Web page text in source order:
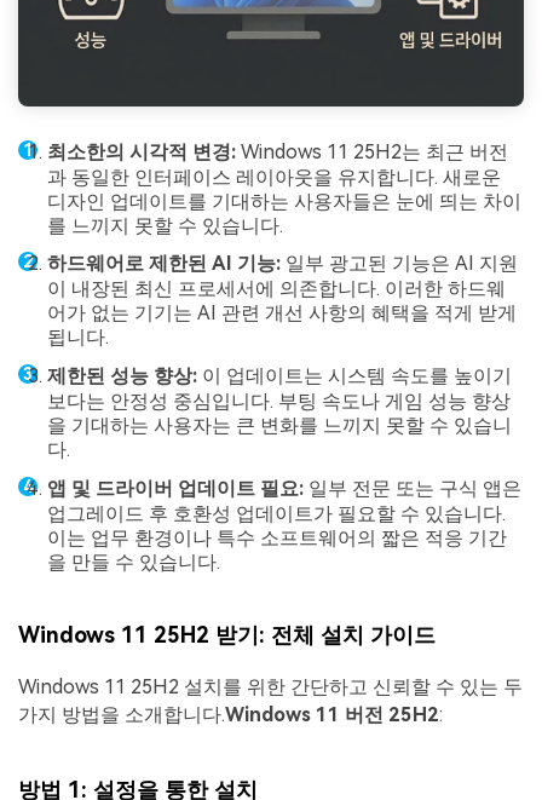
최소한의 시각적 변경: Windows 11 25H2는 최근 버전
과 동일한 인터페이스 레이아웃을 유지합니다. 새로운
디자인 업데이트를 기대하는 사용자들은 눈에 띄는 차이
를 느끼지 못할 수 있습니다.
하드웨어로 제한된 AI 기능: 일부 광고된 기능은 AI 지원
이 내장된 최신 프로세서에 의존합니다. 이러한 하드웨
어가 없는 기기는 AI 관련 개선 사항의 혜택을 적게 받게
됩니다.
제한된 성능 향상: 이 업데이트는 시스템 속도를 높이기
보다는 안정성 중심입니다. 부팅 속도나 게임 성능 향상
을 기대하는 사용자는 큰 변화를 느끼지 못할 수 있습니
다.
앱 및 드라이버 업데이트 필요: 일부 전문 또는 구식 앱은
업그레이드 후 호환성 업데이트가 필요할 수 있습니다.
이는 업무 환경이나 특수 소프트웨어의 짧은 적응 기간
을 만들 수 있습니다.
Windows 11 25H2 받기: 전체 설치 가이드
Windows 11 25H2 설치를 위한 간단하고 신뢰할 수 있는 두
가지 방법을 소개합니다.Windows 11 버전 25H2:
방법 1: 설정을 통한 설치